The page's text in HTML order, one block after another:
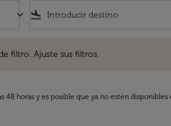
keyboard_arrow_down flight_land
filtro. Ajuste sus filtros.
horas y es posible que ya no estén